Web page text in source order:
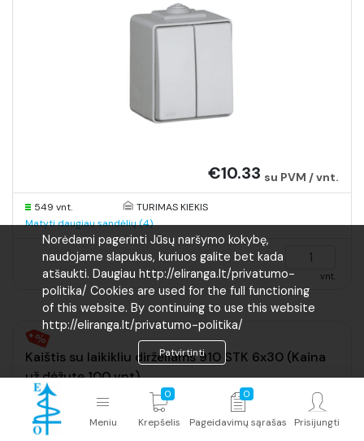
Norėdami pagerinti Jūsų naršymo kokybę,
naudojame slapukus, kuriuos galite bet kada
atšaukti. Daugiau http://eliranga.lt/privatumo-
politika/ Cookies are used for the full functioning
of this website. By continuing to use this website
http://eliranga.lt/privatumo-politika/
Patvirtinti
€10.33 su PVM / vnt.
549 vnt.
TURIMAS KIEKIS
Matyti daugiau sandėlių (4)
vnt.
Kaištis su laikikliu dirželiams 910 STK 6x30 (Kaina
už dėžutę 100 vnt)
Produkto ID:
2351609
Gamintojas:
Meniu
0
Krepšelis
0
Pageidavimų sąrašas Prisijungti